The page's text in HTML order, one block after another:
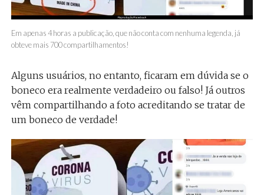
Em apenas 4 horas a publicação, que não conta com nenhuma legenda, já
obteve mais 700 compartilhamentos!
Alguns usuários, no entanto, ficaram em dúvida se o
boneco era realmente verdadeiro ou falso! Já outros
vêm compartilhando a foto acreditando se tratar de
um boneco de verdade!